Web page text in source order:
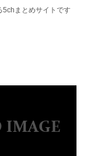
5chまとめサイトです